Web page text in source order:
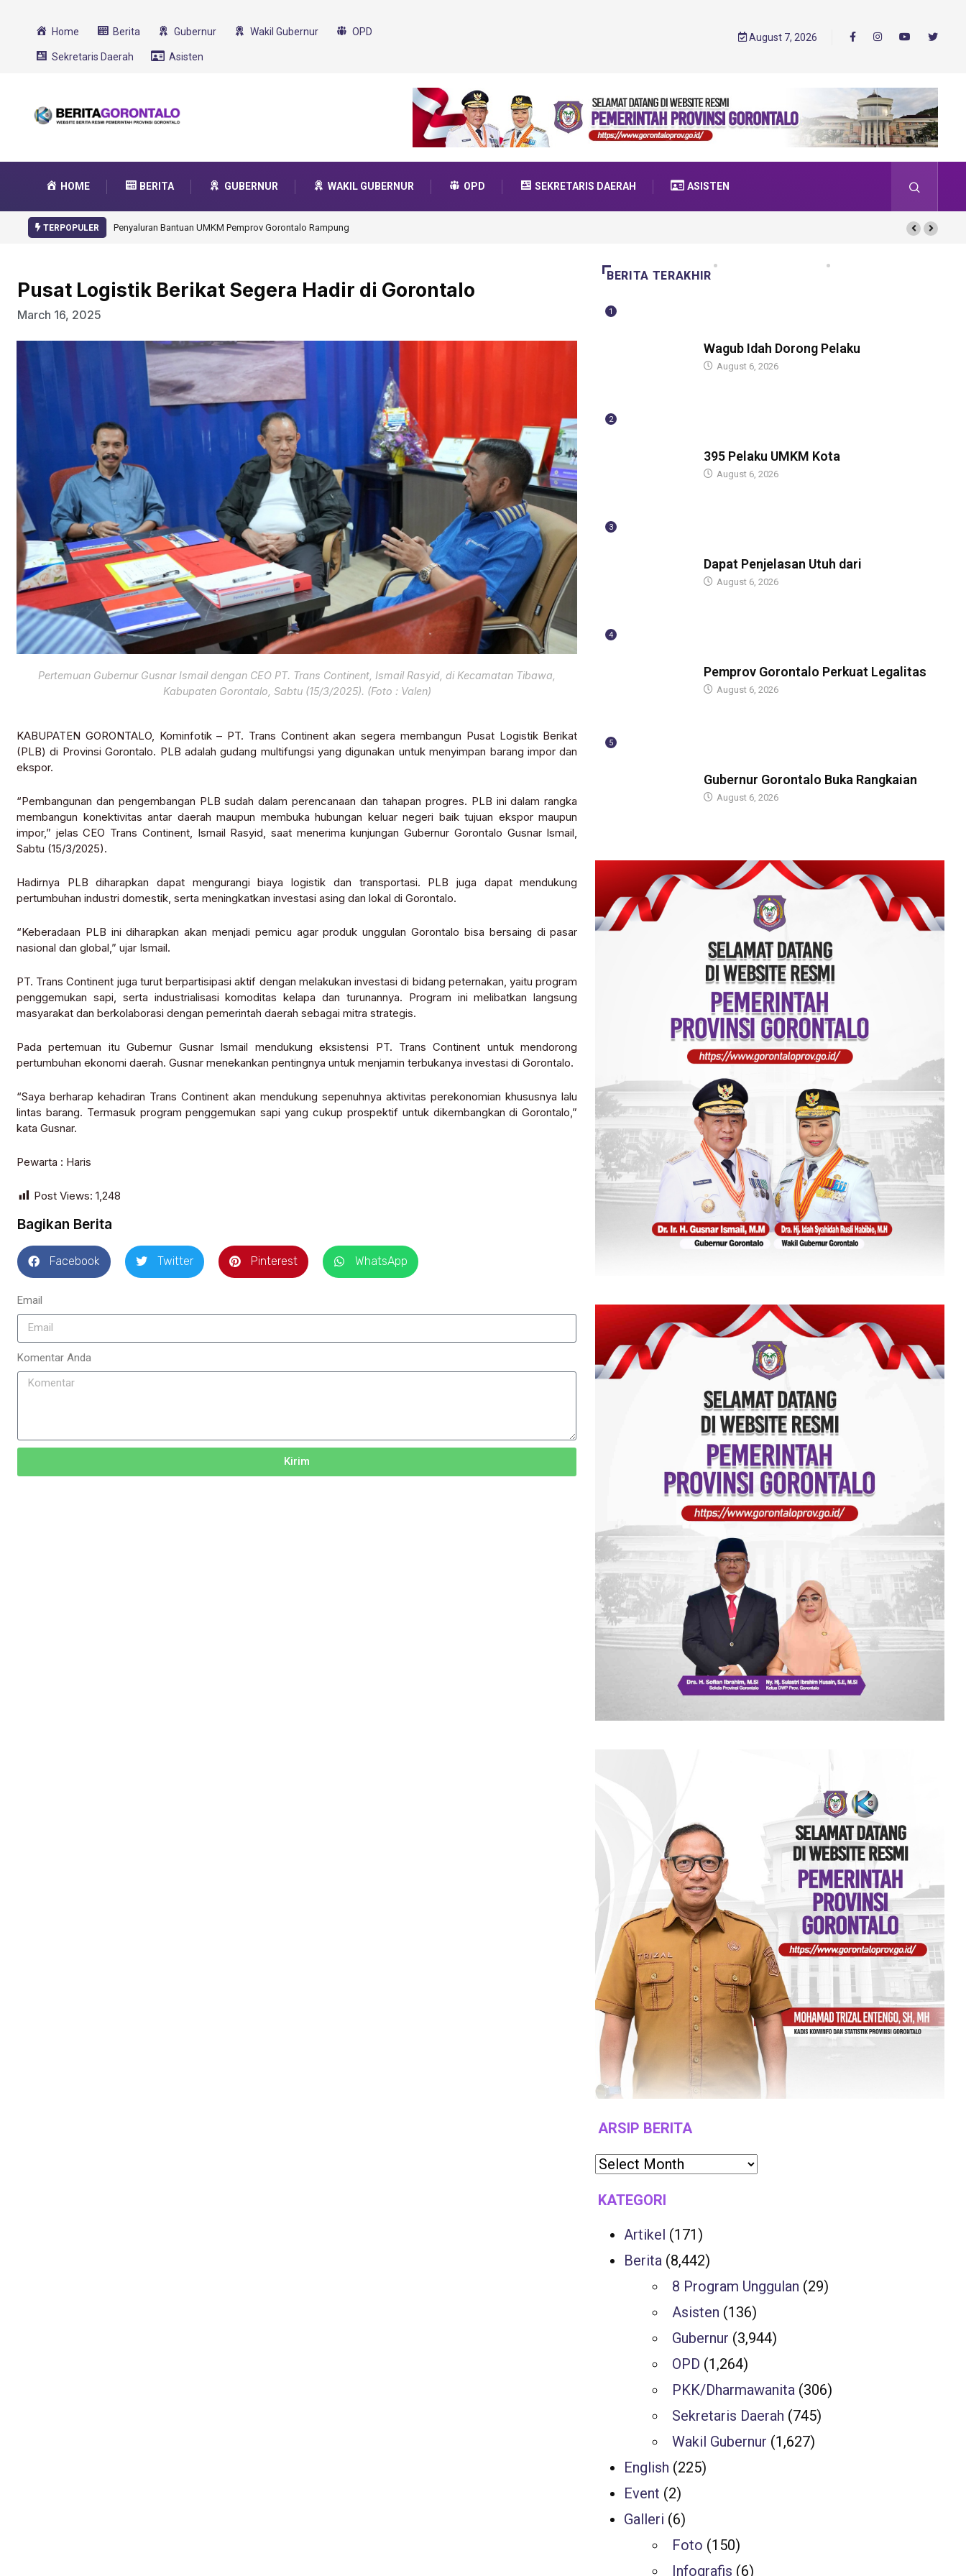
Home Berita Gubernur Wakil Gubernur OPD
Sekretaris Daerah Asisten
August 7, 2026
HOME BERITA GUBERNUR WAKIL GUBERNUR OPD SEKRETARIS DAERAH ASISTEN
TERPOPULER Gorontalo Ikut Dukung Program SMA Unggul Garuda Transformasi 2025
Pusat Logistik Berikat Segera Hadir di Gorontalo
March 16, 2025
Pertemuan Gubernur Gusnar Ismail dengan CEO PT. Trans Continent, Ismail Rasyid, di Kecamatan Tibawa,
Kabupaten Gorontalo, Sabtu (15/3/2025). (Foto : Valen)
KABUPATEN GORONTALO, Kominfotik – PT. Trans Continent akan segera membangun Pusat Logistik Berikat
(PLB) di Provinsi Gorontalo. PLB adalah gudang multifungsi yang digunakan untuk menyimpan barang impor dan
ekspor.
“Pembangunan dan pengembangan PLB sudah dalam perencanaan dan tahapan progres. PLB ini dalam rangka
membangun konektivitas antar daerah maupun membuka hubungan keluar negeri baik tujuan ekspor maupun
impor,” jelas CEO Trans Continent, Ismail Rasyid, saat menerima kunjungan Gubernur Gorontalo Gusnar Ismail,
Sabtu (15/3/2025).
Hadirnya PLB diharapkan dapat mengurangi biaya logistik dan transportasi. PLB juga dapat mendukung
pertumbuhan industri domestik, serta meningkatkan investasi asing dan lokal di Gorontalo.
“Keberadaan PLB ini diharapkan akan menjadi pemicu agar produk unggulan Gorontalo bisa bersaing di pasar
nasional dan global,” ujar Ismail.
PT. Trans Continent juga turut berpartisipasi aktif dengan melakukan investasi di bidang peternakan, yaitu program
penggemukan sapi, serta industrialisasi komoditas kelapa dan turunannya. Program ini melibatkan langsung
masyarakat dan berkolaborasi dengan pemerintah daerah sebagai mitra strategis.
Pada pertemuan itu Gubernur Gusnar Ismail mendukung eksistensi PT. Trans Continent untuk mendorong
pertumbuhan ekonomi daerah. Gusnar menekankan pentingnya untuk menjamin terbukanya investasi di Gorontalo.
“Saya berharap kehadiran Trans Continent akan mendukung sepenuhnya aktivitas perekonomian khususnya lalu
lintas barang. Termasuk program penggemukan sapi yang cukup prospektif untuk dikembangkan di Gorontalo,”
kata Gusnar.
Pewarta : Haris
Post Views: 1,248
Bagikan Berita
Facebook Twitter Pinterest WhatsApp
Email
Komentar Anda
Kirim
BERITA TERAKHIR
1
Wagub Idah Dorong Pelaku
August 6, 2026
2
395 Pelaku UMKM Kota
August 6, 2026
3
Dapat Penjelasan Utuh dari
August 6, 2026
4
Pemprov Gorontalo Perkuat Legalitas
August 6, 2026
5
Gubernur Gorontalo Buka Rangkaian
August 6, 2026
ARSIP BERITA
KATEGORI
Artikel (171)
Berita (8,442)
8 Program Unggulan (29)
Asisten (136)
Gubernur (3,944)
OPD (1,264)
PKK/Dharmawanita (306)
Sekretaris Daerah (745)
Wakil Gubernur (1,627)
English (225)
Event (2)
Galleri (6)
Foto (150)
Infografis (6)